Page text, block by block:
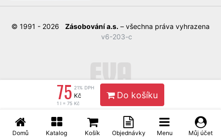
Domů Katalog Košík Objednávky Menu Můj účet
75 21% DPH
Kč
1 l = 75 Kč
Do košíku
© 1991 - 2026 Zásobování a.s. – všechna práva vyhrazena
v6-203-c